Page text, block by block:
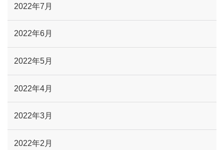
2022年7月
2022年6月
2022年5月
2022年4月
2022年3月
2022年2月